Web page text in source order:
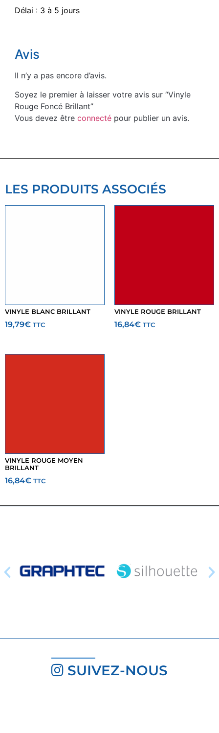
Délai : 3 à 5 jours
Avis
Il n’y a pas encore d’avis.
Soyez le premier à laisser votre avis sur “Vinyle
Rouge Foncé Brillant”
Vous devez être connecté pour publier un avis.
LES PRODUITS ASSOCIÉS
VINYLE BLANC BRILLANT
19,79€ TTC
VINYLE ROUGE BRILLANT
16,84€ TTC
VINYLE ROUGE MOYEN
BRILLANT
16,84€ TTC
SUIVEZ-NOUS